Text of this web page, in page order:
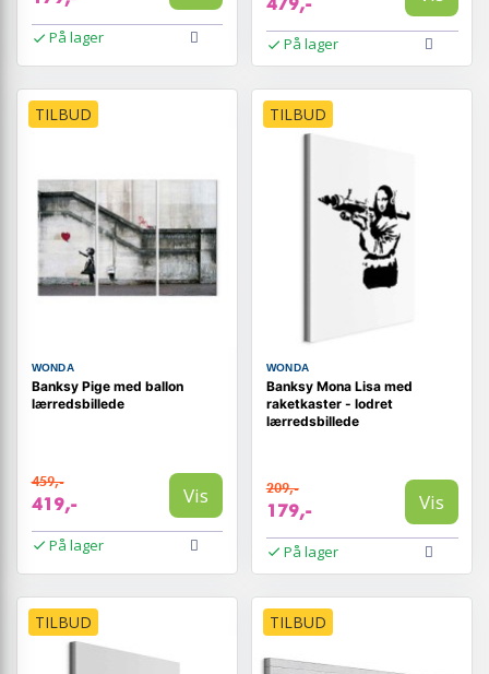
På lager På lager
TILBUD
WONDA
Banksy Pige med ballon
lærredsbillede
459,-
419,- Vis
På lager
TILBUD
WONDA
Banksy Mona Lisa med
raketkaster - lodret
lærredsbillede
209,-
179,- Vis
På lager
TILBUD TILBUD